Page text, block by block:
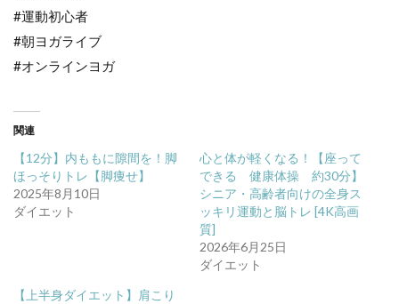
#運動初心者
#朝ヨガライブ
#オンラインヨガ
関連
【12分】内ももに隙間を！脚
ほっそりトレ【脚痩せ】
2025年8月10日
ダイエット
心と体が軽くなる！【座って
できる 健康体操 約30分】
シニア・高齢者向けの全身ス
ッキリ運動と脳トレ [4K高画
質]
2026年6月25日
ダイエット
【上半身ダイエット】肩こり